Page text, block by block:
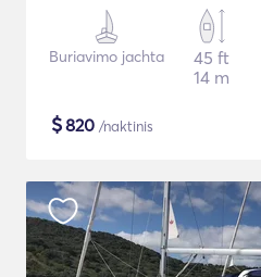
Buriavimo jachta
45 ft
14 m
$820 /naktinis